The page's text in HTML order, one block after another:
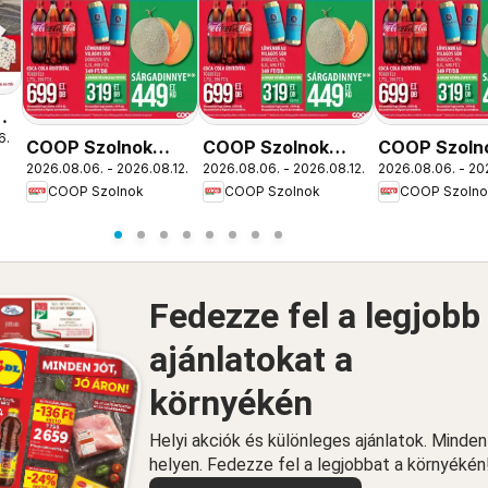
COOP Szolnok
akciós újság
Szolnok
2026.08.06. - 2026.08.12.
COOP Szolnok
COOP Szolnok
akciós újság
Debrecen
2026.08.06. - 2026.08.12.
COOP Szolnok
COOP
akciós újság
2026.08.06. -
COOP
Fedezze fel a legjobb
ajánlatokat a
környékén
Helyi akciók és különleges ajánlatok.
helyen. Fedezze fel a legjobbat a